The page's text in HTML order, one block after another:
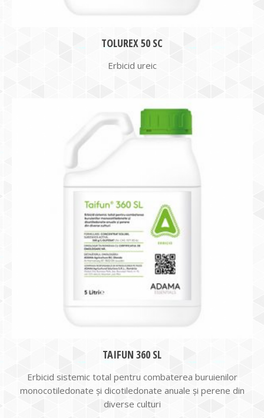
TOLUREX 50 SC
Erbicid ureic
TAIFUN 360 SL
Erbicid sistemic total pentru combaterea buruienilor
monocotiledonate și dicotiledonate anuale și perene din
diverse culturi